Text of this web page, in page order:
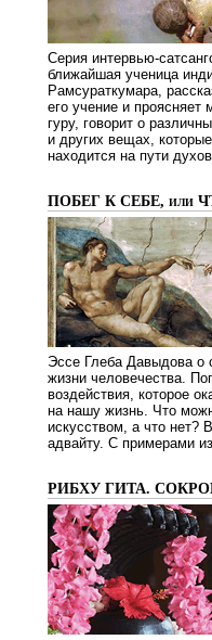
Серия интервью-
ближайшая ученица
Рамсураткумара,
его учение и проясняет
гуру, говорит о
и других вещах,
находится на пути
ПОБЕГ К СЕБЕ, или
Эссе Глеба Давыдова о
жизни человечества.
воздействия, которое
на нашу жизнь. Что
искусством, а что нет?
адвайту. С примерами
РИБХУ ГИТА.